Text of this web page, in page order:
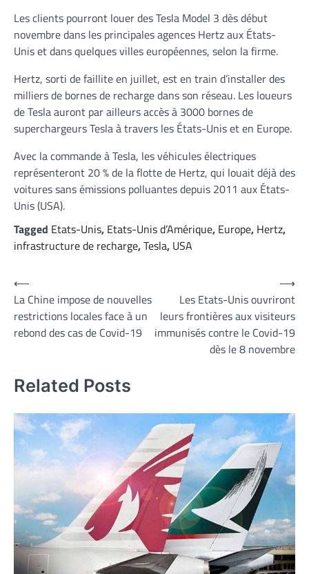
Les clients pourront louer des Tesla Model 3 dès début
novembre dans les principales agences Hertz aux États-
Unis et dans quelques villes européennes, selon la firme.
Hertz, sorti de faillite en juillet, est en train d’installer des
milliers de bornes de recharge dans son réseau. Les loueurs
de Tesla auront par ailleurs accès à 3000 bornes de
superchargeurs Tesla à travers les États-Unis et en Europe.
Avec la commande à Tesla, les véhicules électriques
représenteront 20 % de la flotte de Hertz, qui louait déjà des
voitures sans émissions polluantes depuis 2011 aux États-
Unis (USA).
Tagged Etats-Unis, Etats-Unis d’Amérique, Europe, Hertz,
infrastructure de recharge,Tesla, USA
Navigation
de
l’article
⟵
La Chine impose de nouvelles
restrictions locales face à un
rebond des cas de Covid-19
Les Etats-Unis ouvriront
leurs frontières aux visiteurs
immunisés contre le Covid-19
dès le 8 novembre
⟶
Related Posts